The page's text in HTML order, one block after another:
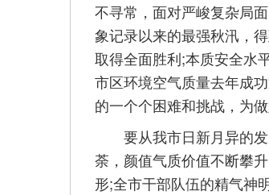
不寻常，面对严峻复杂局
象记录以来的最强秋汛，
取得全面胜利;本质安全水
市区环境空气质量去年成
的一个个困难和挑战，为
要从我市日新月异的发
荼，颜值气质价值不断攀
形;全市干部队伍的精气神